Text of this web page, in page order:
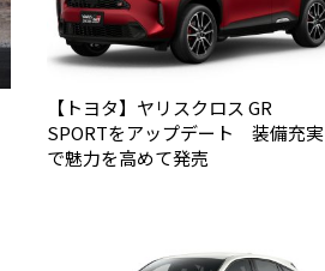
【トヨタ】ヤリスクロス GR
SPORTをアップデート 装備充実
で魅力を高めて発売